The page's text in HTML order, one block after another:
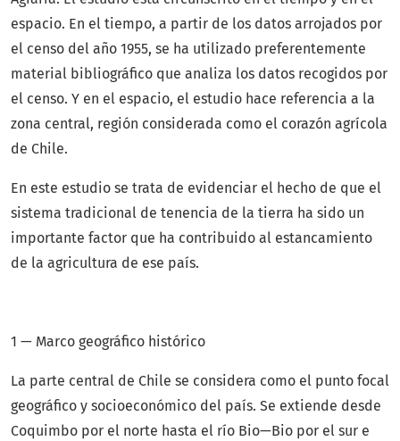
espacio. En el tiempo, a partir de los datos arrojados por
el censo del año 1955, se ha utilizado preferentemente
material bibliográfi­co que analiza los datos recogidos por
el censo. Y en el espacio, el estudio hace referencia a la
zona central, región considerada como el corazón agrí­cola
de Chile.
En este estudio se trata de evidenciar el hecho de que el
sistema tradi­cional de tenencia de la tierra ha sido un
importante factor que ha contri­buido al estancamiento
de la agricultura de ese país.
1 — Marco geográfico histórico
La parte central de Chile se considera como el punto focal
geográfico y socioeconómico del país. Se extiende desde
Coquimbo por el norte hasta el río Bio—Bio por el sur e